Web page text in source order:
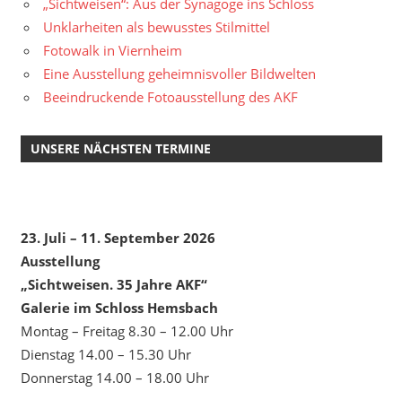
Unklarheiten als bewusstes Stilmittel
Fotowalk in Viernheim
Eine Ausstellung geheimnisvoller Bildwelten
Beeindruckende Fotoausstellung des AKF
UNSERE NÄCHSTEN TERMINE
23. Juli – 11. September 2026
Ausstellung
„Sichtweisen. 35 Jahre AKF“
Galerie im Schloss Hemsbach
Montag – Freitag 8.30 – 12.00 Uhr
Dienstag 14.00 – 15.30 Uhr
Donnerstag 14.00 – 18.00 Uhr